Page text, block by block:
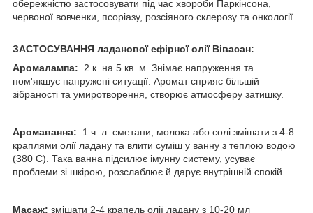
обережністю застосовувати під час хвороби Паркінсона,
червоної вовченки, псоріазу, розсіяного склерозу та онкології.
ЗАСТОСУВАННЯ ладанової ефірної олії Вівасан:
Аромалампа: 2 к. на 5 кв. м. Знімає напруження та
пом'якшує напружені ситуації. Аромат сприяє більшій
зібраності та умиротворення, створює атмосферу затишку.
Аромаванна:
1 ч. л. сметани, молока або солі змішати з 4-8
краплями олії ладану та влити суміш у ванну з теплою водою
(380 С). Така ванна підсилює імунну систему, усуває
проблеми зі шкірою, розслаблює й дарує внутрішній спокій.
Масаж: змішати 2-4 крапель олії ладану з 10-20 мл